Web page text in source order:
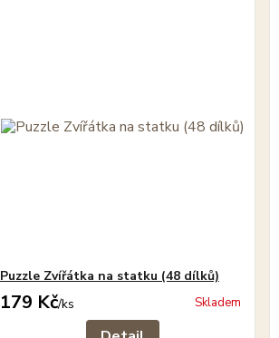
Puzzle Zvířátka na statku (48 dílků)
179 Kč/ks Skladem